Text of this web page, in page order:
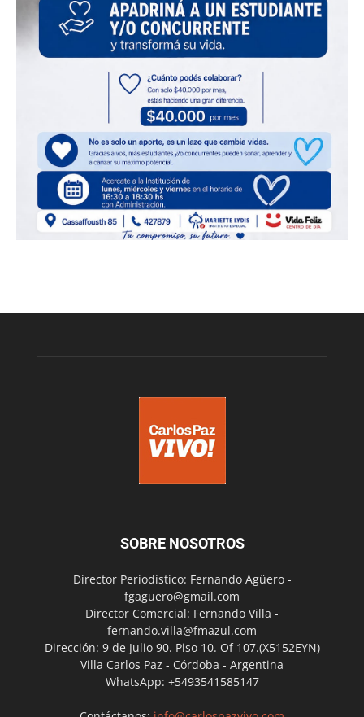
SOBRE NOSOTROS
Director Periodístico: Fernando Agüero -
fgaguero@gmail.com
Director Comercial: Fernando Villa -
fernando.villa@fmazul.com
Dirección: 9 de Julio 90. Piso 10. Of 107.(X5152EYN)
Villa Carlos Paz - Córdoba - Argentina
WhatsApp: +5493541585147